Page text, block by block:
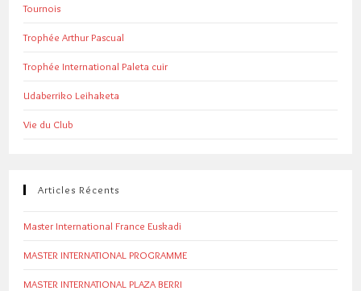
Tournois
Trophée Arthur Pascual
Trophée International Paleta cuir
Udaberriko Leihaketa
Vie du Club
Articles Récents
Master International France Euskadi
MASTER INTERNATIONAL PROGRAMME
MASTER INTERNATIONAL PLAZA BERRI